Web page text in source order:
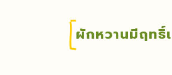
ผักหวานมีฤทธิ์